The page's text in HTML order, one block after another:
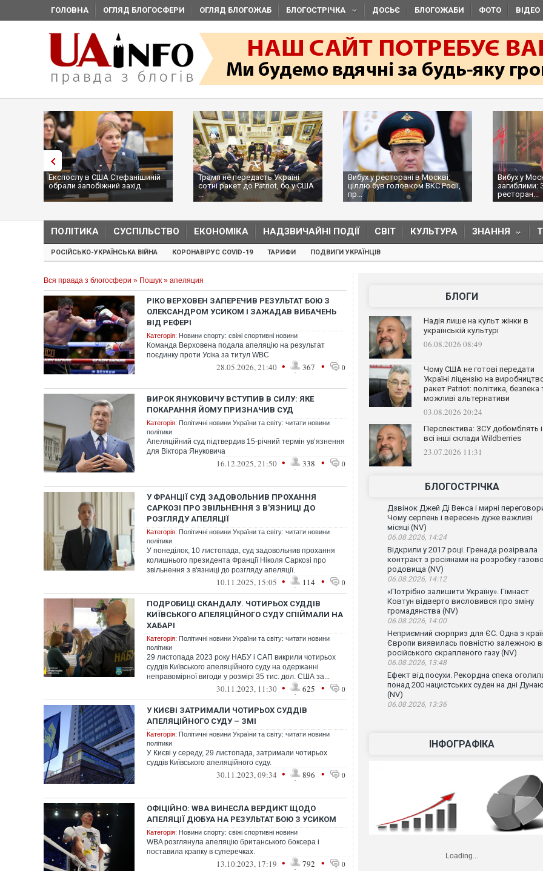
ГОЛОВНА ОГЛЯД БЛОГОСФЕРИ ОГЛЯД БЛОГОЖАБ БЛОГОСТРІЧКА ДОСЬЄ БЛОГОЖАБИ ФОТО ВІДЕО
Експослу в США Стефанішиній
обрали запобіжний захід
Трамп не передасть Україні
сотні ракет до Patriot, бо у США
...
Вибух у ресторані в Москві:
ціллю був головком ВКС Росії,
пр...
Вибух у
загиблими:
ресторан...
ПОЛІТИКА СУСПІЛЬСТВО ЕКОНОМІКА НАДЗВИЧАЙНІ ПОДІЇ СВІТ КУЛЬТУРА ЗНАННЯ
РОСІЙСЬКО-УКРАЇНСЬКА ВІЙНА КОРОНАВІРУС COVID-19 ТАРИФИ ПОДВИГИ УКРАЇНЦІВ
Вся правда з блогосфери » Пошук » апеляция
РІКО ВЕРХОВЕН ЗАПЕРЕЧИВ РЕЗУЛЬТАТ БОЮ З
ОЛЕКСАНДРОМ УСИКОМ І ЗАЖАДАВ ВИБАЧЕНЬ
ВІД РЕФЕРІ
Категорія: Новини спорту: свіжі спортивні новини
Команда Верховена подала апеляцію на результат
поєдинку проти Усіка за титул WBC
28.05.2026, 21:40 • 367 • 0
ВИРОК ЯНУКОВИЧУ ВСТУПИВ В СИЛУ: ЯКЕ
ПОКАРАННЯ ЙОМУ ПРИЗНАЧИВ СУД
Категорія: Політичні новини України та світу: читати новини
політики
Апеляційний суд підтвердив 15-річний термін ув’язнення
для Віктора Януковича
16.12.2025, 21:50 • 338 • 0
У ФРАНЦІЇ СУД ЗАДОВОЛЬНИВ ПРОХАННЯ
САРКОЗІ ПРО ЗВІЛЬНЕННЯ З В'ЯЗНИЦІ ДО
РОЗГЛЯДУ АПЕЛЯЦІЇ
Категорія: Політичні новини України та світу: читати новини
політики
У понеділок, 10 листопада, суд задовольнив прохання
колишнього президента Франції Ніколя Саркозі про
звільнення з в'язниці до розгляду апеляції.
10.11.2025, 15:05 • 114 • 0
ПОДРОБИЦІ СКАНДАЛУ. ЧОТИРЬОХ СУДДІВ
КИЇВСЬКОГО АПЕЛЯЦІЙНОГО СУДУ СПІЙМАЛИ НА
ХАБАРІ
Категорія: Політичні новини України та світу: читати новини
політики
29 листопада 2023 року НАБУ і САП викрили чотирьох
суддів Київського апеляційного суду на одержанні
неправомірної вигоди у розмірі 35 тис. дол. США за...
30.11.2023, 11:30 • 625 • 0
У КИЄВІ ЗАТРИМАЛИ ЧОТИРЬОХ СУДДІВ
АПЕЛЯЦІЙНОГО СУДУ – ЗМІ
Категорія: Політичні новини України та світу: читати новини
політики
У Києві у середу, 29 листопада, затримали чотирьох
суддів Київського апеляційного суду.
30.11.2023, 09:34 • 896 • 0
ОФІЦІЙНО: WBA ВИНЕСЛА ВЕРДИКТ ЩОДО
АПЕЛЯЦІЇ ДЮБУА НА РЕЗУЛЬТАТ БОЮ З УСИКОМ
Категорія: Новини спорту: свіжі спортивні новини
WBA розглянула апеляцію британського боксера і
поставила крапку в суперечках.
13.10.2023, 17:19 • 792 • 0
БЛОГИ
Надія лише на культ жінки в
українській культурі
06.08.2026 08:49
Чому США не готові передати
Україні ліцензію на
ракет Patriot: політика, безпека
можливі альтернативи
03.08.2026 20:24
Перспектива: ЗСУ добомблять і
всі інші склади Wildberries
23.07.2026 11:31
БЛОГОСТРІЧКА
Дзвінок Джей Ді Венса і мирні
Чому серпень і вересень дуже важливі
місяці (NV)
06.08.2026, 14:24
Відкрили у 2017 році. Гренада розірвала
контракт з росіянами на розробку
родовища (NV)
06.08.2026, 14:12
«Потрібно залишити Україну». Гімнаст
Ковтун відверто висловився про зміну
громадянства (NV)
06.08.2026, 14:00
Неприємний сюрприз для ЄС. Одна з
Європи виявилась повністю залежною
російського скрапленого газу (NV)
06.08.2026, 13:48
Ефект від посухи. Рекордна спека
понад 200 нацистських суден на дні Дунаю
(NV)
06.08.2026, 13:36
ІНФОГРАФІКА
Loading...